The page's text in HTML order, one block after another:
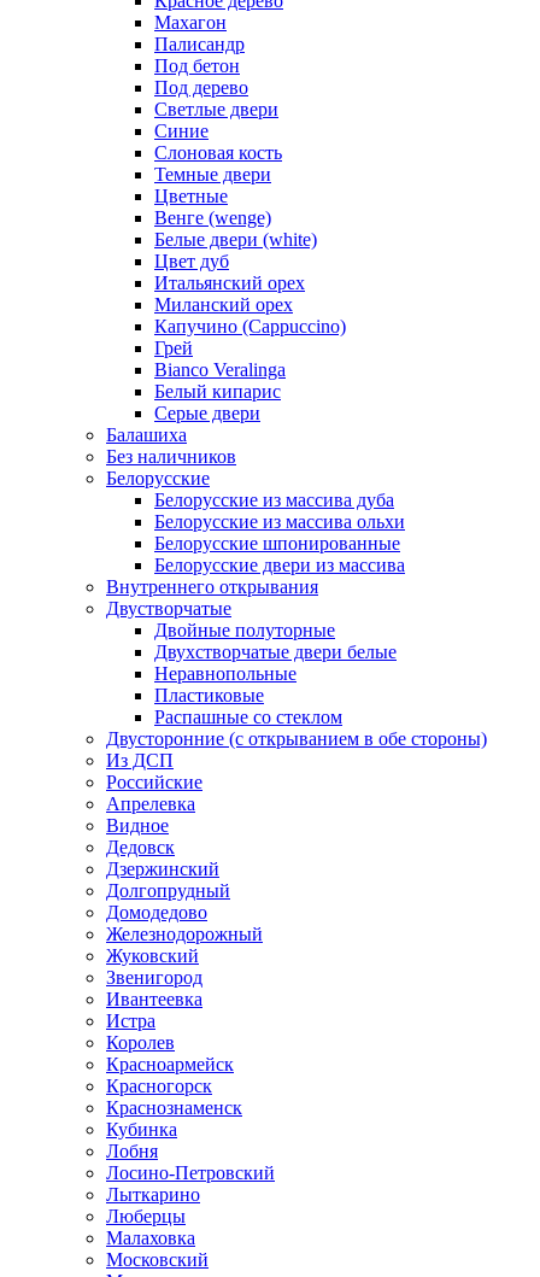
Махагон
Палисандр
Под бетон
Под дерево
Светлые двери
Синие
Слоновая кость
Темные двери
Цветные
Венге (wenge)
Белые двери (white)
Цвет дуб
Итальянский орех
Миланский орех
Капучино (Cappuccino)
Грей
Bianco Veralinga
Белый кипарис
Серые двери
Балашиха
Без наличников
Белорусские
Белорусские из массива дуба
Белорусские из массива ольхи
Белорусские шпонированные
Белорусские двери из массива
Внутреннего открывания
Двустворчатые
Двойные полуторные
Двухстворчатые двери белые
Неравнопольные
Пластиковые
Распашные со стеклом
Двусторонние (с открыванием в обе стороны)
Из ДСП
Российские
Апрелевка
Видное
Дедовск
Дзержинский
Долгопрудный
Домодедово
Железнодорожный
Жуковский
Звенигород
Ивантеевка
Истра
Королев
Красноармейск
Красногорск
Краснознаменск
Кубинка
Лобня
Лосино-Петровский
Лыткарино
Люберцы
Малаховка
Московский